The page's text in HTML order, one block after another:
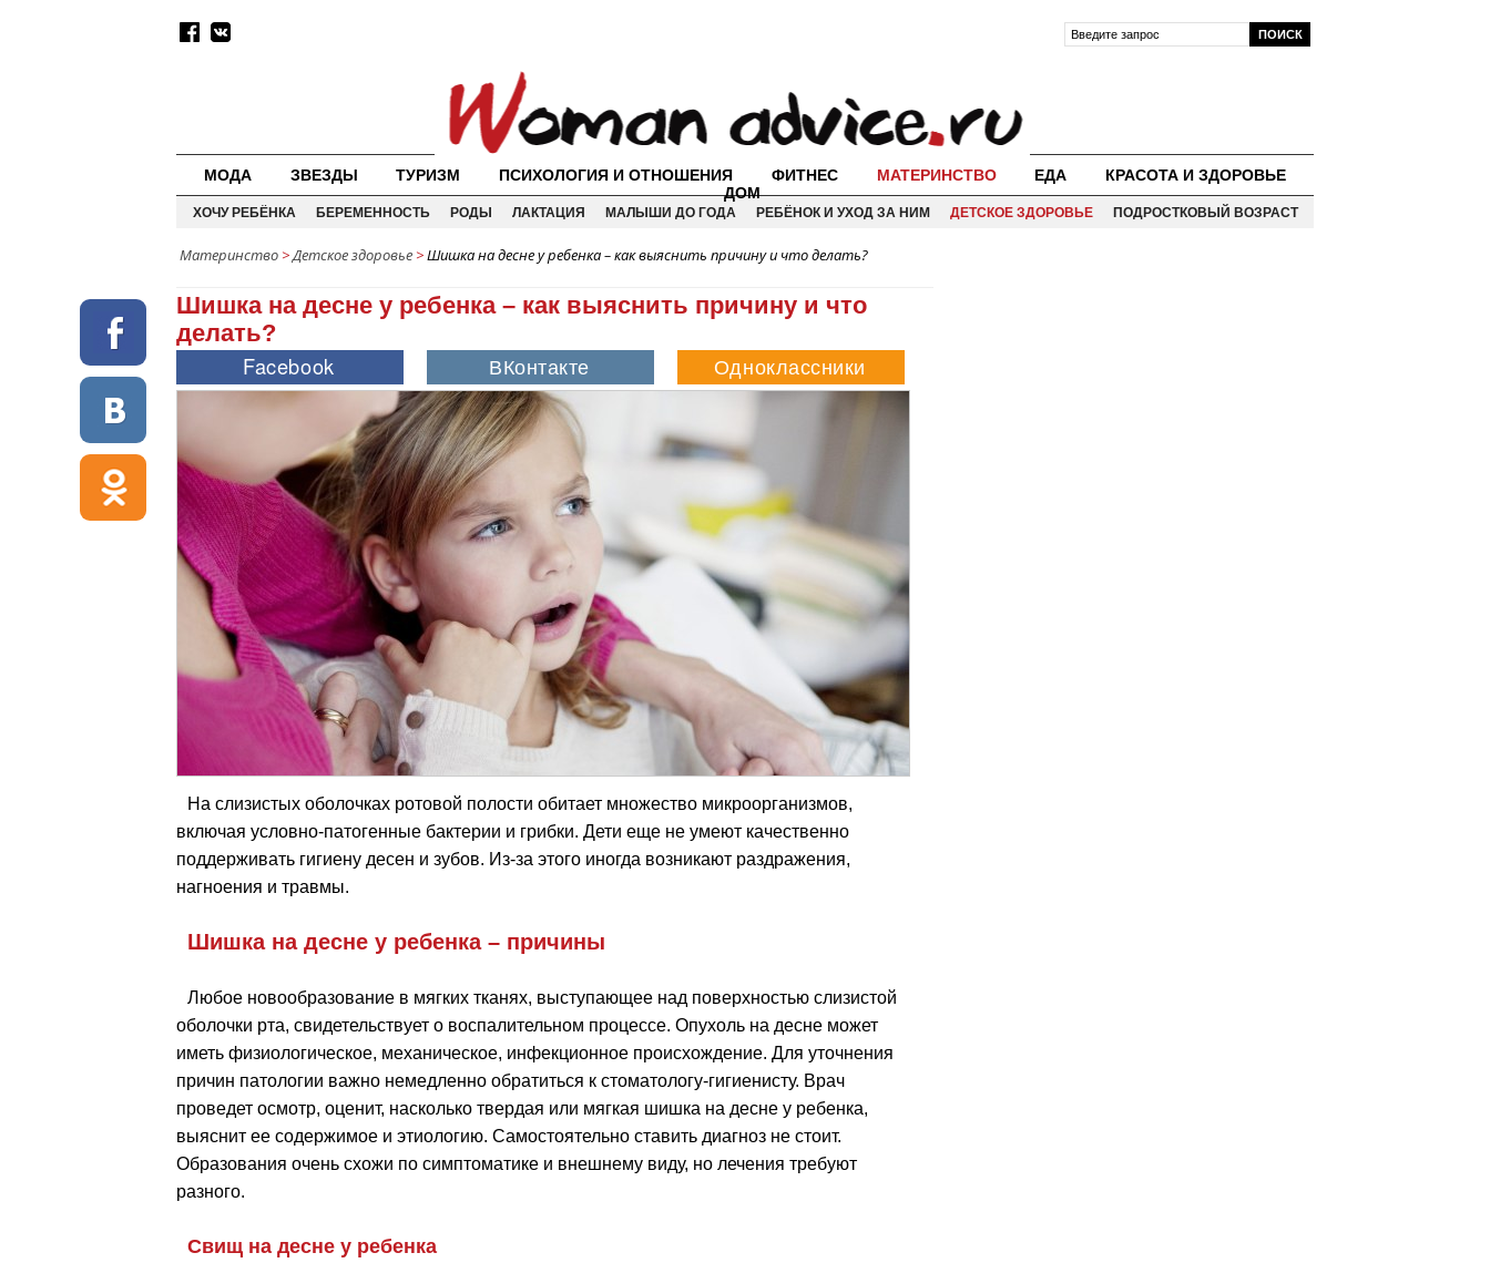
МОДА ЗВЕЗДЫ ТУРИЗМ ПСИХОЛОГИЯ И ОТНОШЕНИЯ ФИТНЕС МАТЕРИНСТВО ЕДА
КРАСОТА И ЗДОРОВЬЕ
ДОМ
ХОЧУ РЕБЁНКА БЕРЕМЕННОСТЬ РОДЫ ЛАКТАЦИЯ МАЛЫШИ ДО ГОДА РЕБЁНОК И УХОД ЗА НИМ ДЕТСКОЕ ЗДОРОВЬЕ ПОДРОСТКОВЫЙ ВОЗРАСТ
Материнство >Детское здоровье >Шишка на десне у ребенка – как выяснить причину и что делать?
Шишка на десне у ребенка – как выяснить причину и что
делать?
На слизистых оболочках ротовой полости обитает множество микроорганизмов,
включая условно-патогенные бактерии и грибки. Дети еще не умеют качественно
поддерживать гигиену десен и зубов. Из-за этого иногда возникают раздражения,
нагноения и травмы.
Шишка на десне у ребенка – причины
Любое новообразование в мягких тканях, выступающее над поверхностью слизистой
оболочки рта, свидетельствует о воспалительном процессе. Опухоль на десне может
иметь физиологическое, механическое, инфекционное происхождение. Для уточнения
причин патологии важно немедленно обратиться к стоматологу-гигиенисту. Врач
проведет осмотр, оценит, насколько твердая или мягкая шишка на десне у ребенка,
выяснит ее содержимое и этиологию. Самостоятельно ставить диагноз не стоит.
Образования очень схожи по симптоматике и внешнему виду, но лечения требуют
разного.
Свищ на десне у ребенка